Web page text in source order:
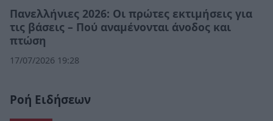
Πανελλήνιες 2026: Οι πρώτες εκτιμήσεις για
τις βάσεις – Πού αναμένονται άνοδος και
πτώση
17/07/2026 19:28
Ροή Ειδήσεων